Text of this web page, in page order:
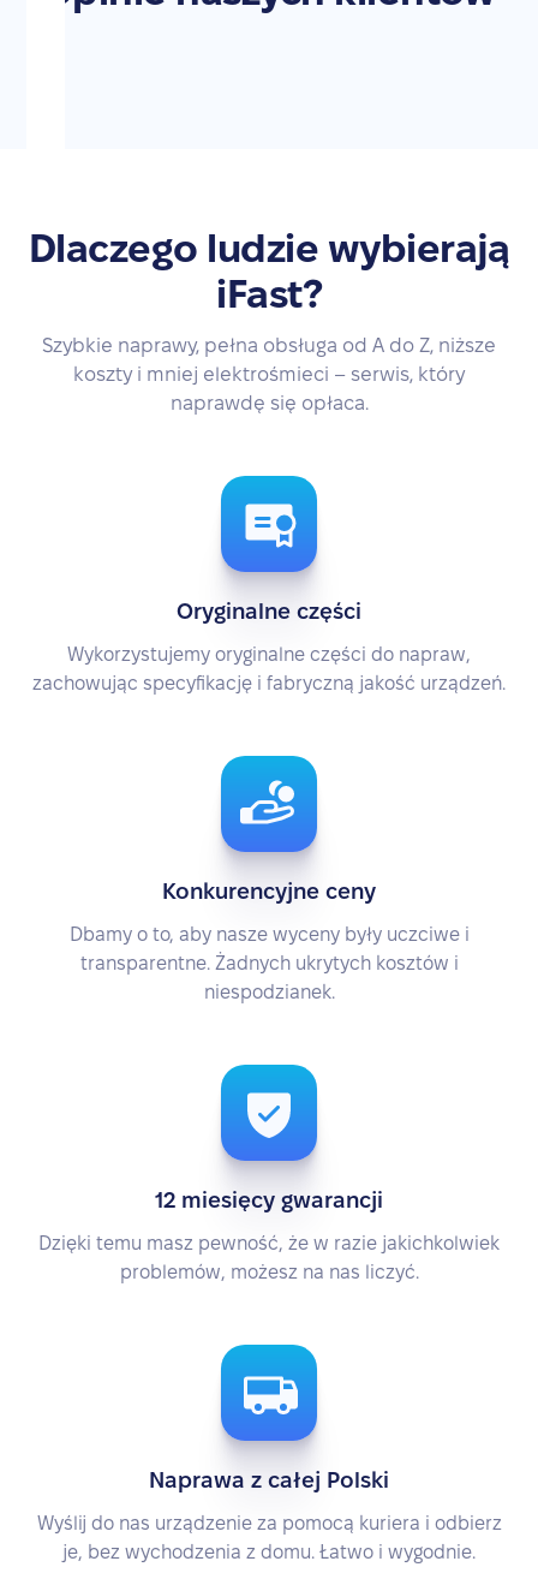
Dlaczego ludzie wybierają
iFast?
Szybkie naprawy, pełna obsługa od A do Z, niższe
koszty i mniej elektrośmieci – serwis, który
naprawdę się opłaca.
Oryginalne części
Wykorzystujemy oryginalne części do napraw,
zachowując specyfikację i fabryczną jakość urządzeń.
Konkurencyjne ceny
Dbamy o to, aby nasze wyceny były uczciwe i
transparentne. Żadnych ukrytych kosztów i
niespodzianek.
12 miesięcy gwarancji
Dzięki temu masz pewność, że w razie jakichkolwiek
problemów, możesz na nas liczyć.
Naprawa z całej Polski
Wyślij do nas urządzenie za pomocą kuriera i odbierz
je, bez wychodzenia z domu. Łatwo i wygodnie.